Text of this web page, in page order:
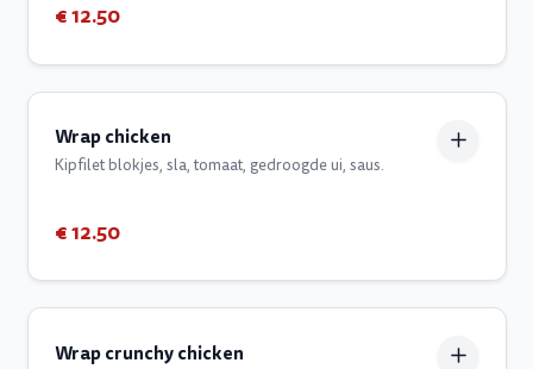
€ 12.50
Wrap chicken
Kipfilet blokjes, sla, tomaat, gedroogde ui, saus.
€ 12.50
Wrap crunchy chicken